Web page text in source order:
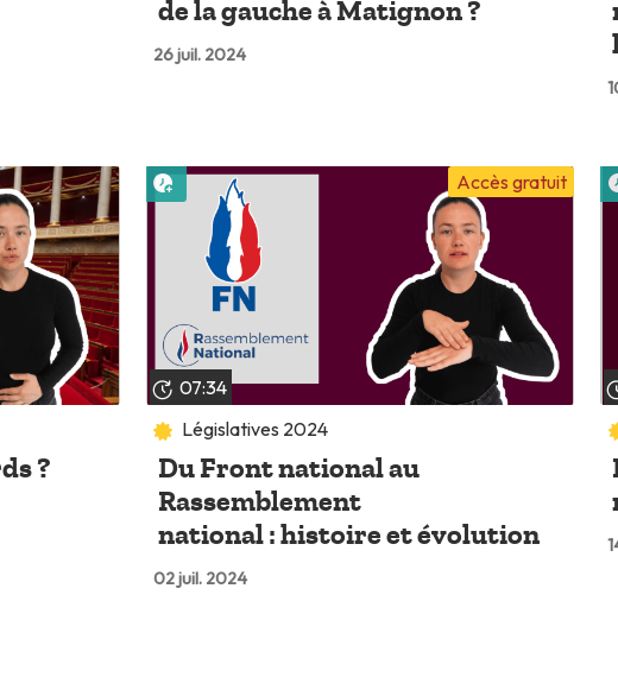
de la gauche à Matignon ?
26 juil. 2024
?
07:34
Accès gratuit
Législatives 2024
Du Front national au
Rassemblement
national : histoire et évolution
02 juil. 2024
Lire plus tard